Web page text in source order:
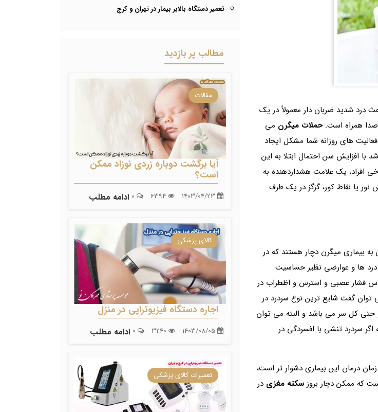
درد شدید ضربان دار معمولاً در یک
صدا همراه است.حملات میگرن می
های روزانه شما مشکل ایجاد
با افزایش سن احتمال ابتلا به این
افراد، یک علامت هشداردهنده به
نور یا نقاط کور، گزگز در یک طرف
11 درصد از افراد مسن به بیماری میگرن دچار هستند که در
درد ها و عوارضی نظیر حساسیت
فشار عصبی و استرس و اظطراب در
توان گفت شایع ترین نوع سردرد در
حتی کل سر می باشد و البته می توان
اگر سردرد تنشی با افسردگی در
زمان درمان این بیماری دشوار تر است،
که ممکن دچار بروز سکته مغزی در
تعمیر دستگاه بالابر بیمار در تهران و کرج
مطالب پر بازدید
مقالات
آیا برگشت دوباره زردی نوزاد ممکن
است؟
ادامه مطلب
کالای پزشکی
اجاره دستگاه فیزیوتراپی در منزل
ادامه مطلب
تعمیرات کالای پزشکی